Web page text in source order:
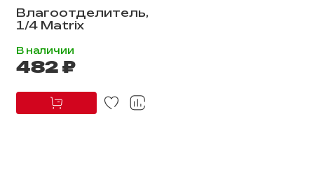
Влагоотделитель,
1/4 Matrix
В наличии
482 ₽